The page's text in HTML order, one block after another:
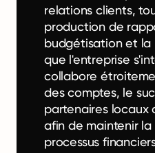
relations clients,
production de
budgétisation et la
que l'entreprise
collabore
des comptes, le
partenaires locaux
afin de maintenir
processus